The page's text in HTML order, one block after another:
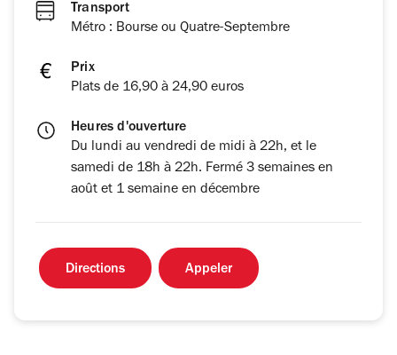
Transport
Métro : Bourse ou Quatre-Septembre
Prix
Plats de 16,90 à 24,90 euros
Heures d'ouverture
Du lundi au vendredi de midi à 22h, et le
samedi de 18h à 22h. Fermé 3 semaines en
août et 1 semaine en décembre
Directions Appeler